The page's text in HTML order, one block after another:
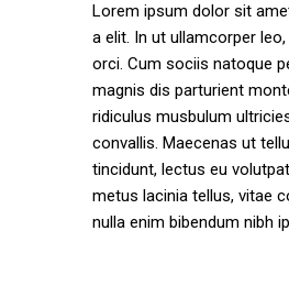
Lorem ipsum dolor sit
a elit. In ut ullamcorper
orci. Cum sociis natoque
magnis dis parturient
ridiculus musbulum
convallis. Maecenas ut
tincidunt, lectus eu
metus lacinia tellus, vitae
nulla enim bibendum nibh